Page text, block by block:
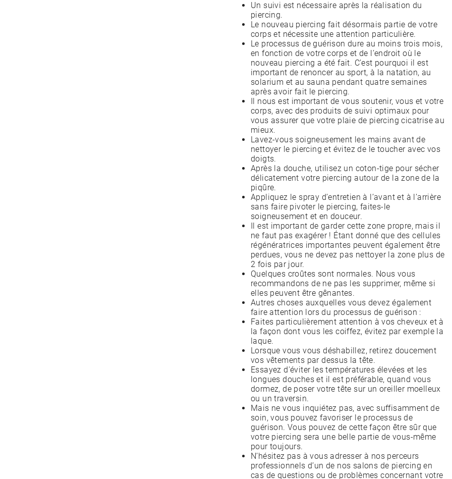
Un suivi est nécessaire après la réalisation du
piercing.
Le nouveau piercing fait désormais partie de votre
corps et nécessite une attention particulière.
Le processus de guérison dure au moins trois mois,
en fonction de votre corps et de l’endroit où le
nouveau piercing a été fait. C’est pourquoi il est
important de renoncer au sport, à la natation, au
solarium et au sauna pendant quatre semaines
après avoir fait le piercing.
Il nous est important de vous soutenir, vous et votre
corps, avec des produits de suivi optimaux pour
vous assurer que votre plaie de piercing cicatrise au
mieux.
Lavez-vous soigneusement les mains avant de
nettoyer le piercing et évitez de le toucher avec vos
doigts.
Après la douche, utilisez un coton-tige pour sécher
délicatement votre piercing autour de la zone de la
piqûre.
Appliquez le spray d’entretien à l’avant et à l’arrière
sans faire pivoter le piercing, faites-le
soigneusement et en douceur.
Il est important de garder cette zone propre, mais il
ne faut pas exagérer ! Étant donné que des cellules
régénératrices importantes peuvent également être
perdues, vous ne devez pas nettoyer la zone plus de
2 fois par jour.
Quelques croûtes sont normales. Nous vous
recommandons de ne pas les supprimer, même si
elles peuvent être gênantes.
Autres choses auxquelles vous devez également
faire attention lors du processus de guérison :
Faites particulièrement attention à vos cheveux et à
la façon dont vous les coiffez, évitez par exemple la
laque.
Lorsque vous vous déshabillez, retirez doucement
vos vêtements par dessus la tête.
Essayez d'éviter les températures élevées et les
longues douches et il est préférable, quand vous
dormez, de poser votre tête sur un oreiller moelleux
ou un traversin.
Mais ne vous inquiétez pas, avec suffisamment de
soin, vous pouvez favoriser le processus de
guérison. Vous pouvez de cette façon être sûr que
votre piercing sera une belle partie de vous-même
pour toujours.
N’hésitez pas à vous adresser à nos perceurs
professionnels d’un de nos salons de piercing en
cas de questions ou de problèmes concernant votre